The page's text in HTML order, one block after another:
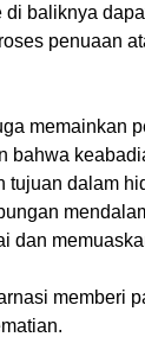
baliknya
penuaan
memainkan
bahwa
tujuan dalam
dan
memberi